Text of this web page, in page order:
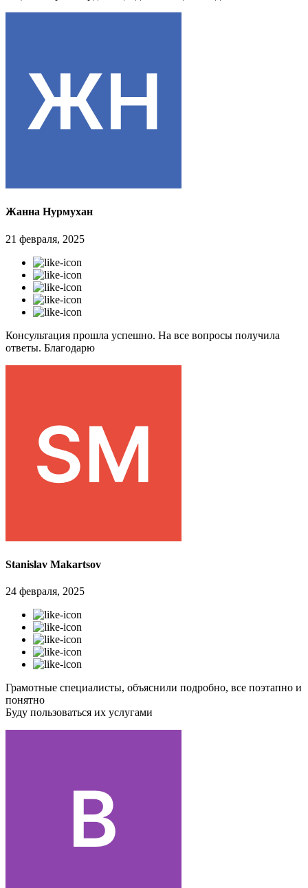
Жанна Нурмухан
21 февраля, 2025
Консультация прошла успешно. На все вопросы получила
ответы. Благодарю
Stanislav Makartsov
24 февраля, 2025
Грамотные специалисты, объяснили подробно, все поэтапно и
понятно
Буду пользоваться их услугами